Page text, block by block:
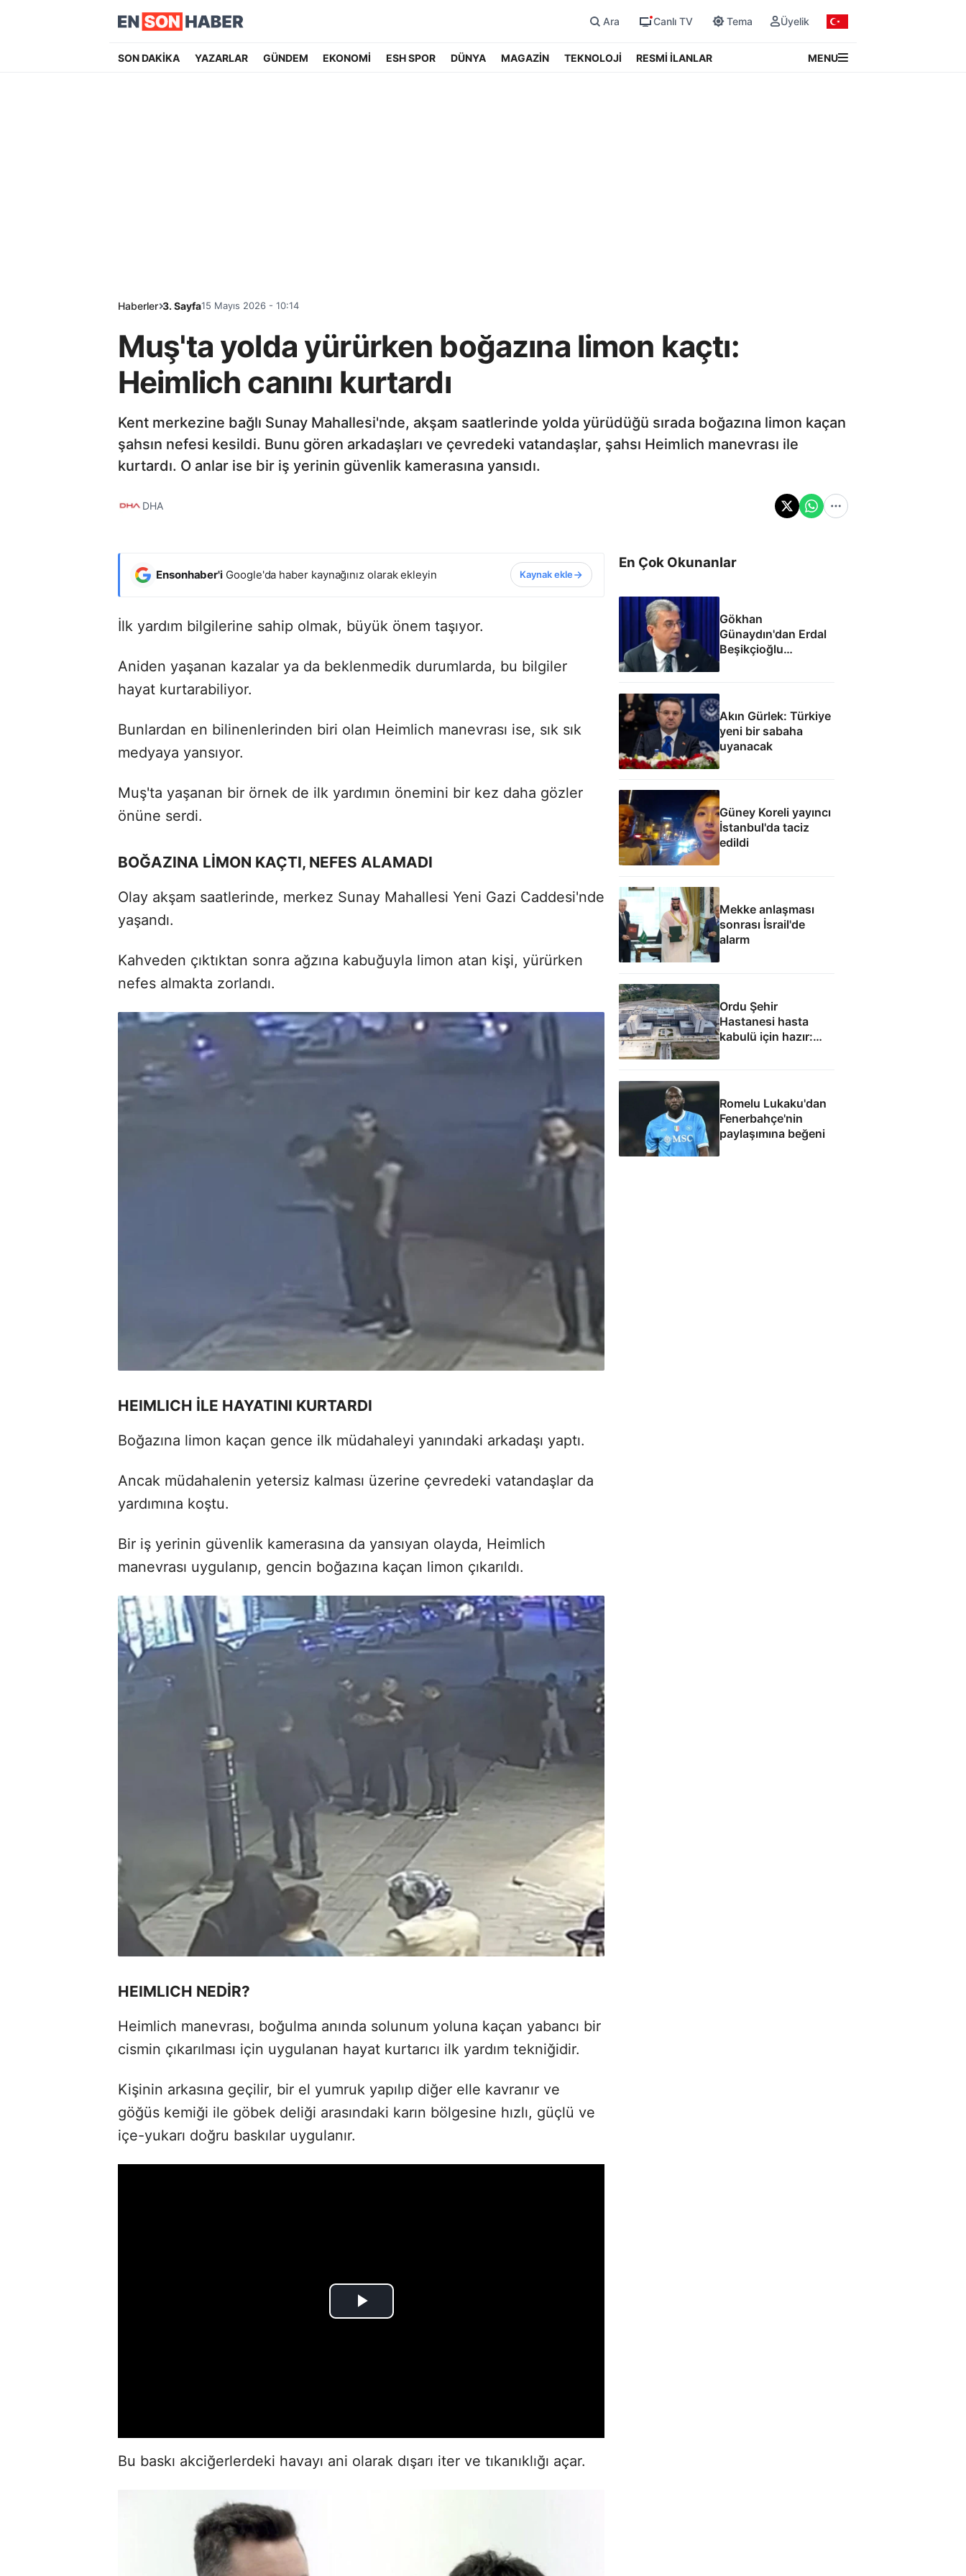
Ara Canlı TV Tema Üyelik
SON DAKİKA YAZARLAR GÜNDEM EKONOMİ ESH SPOR DÜNYA MAGAZİN TEKNOLOJİ RESMİ İLANLAR MENU
Haberler 3. Sayfa15 Mayıs 2026 - 10:14
Muş'ta yolda yürürken boğazına limon kaçtı:
Heimlich canını kurtardı
Kent merkezine bağlı Sunay Mahallesi'nde, akşam saatlerinde yolda yürüdüğü sırada boğazına limon kaçan
şahsın nefesi kesildi. Bunu gören arkadaşları ve çevredeki vatandaşlar, şahsı Heimlich manevrası ile
kurtardı. O anlar ise bir iş yerinin güvenlik kamerasına yansıdı.
DHA
Ensonhaber'i Google'da haber kaynağınız olarak ekleyin Kaynak ekle
İlk yardım bilgilerine sahip olmak, büyük önem taşıyor.
Aniden yaşanan kazalar ya da beklenmedik durumlarda, bu bilgiler
hayat kurtarabiliyor.
Bunlardan en bilinenlerinden biri olan Heimlich manevrası ise, sık sık
medyaya yansıyor.
Muş'ta yaşanan bir örnek de ilk yardımın önemini bir kez daha gözler
önüne serdi.
BOĞAZINA LİMON KAÇTI, NEFES ALAMADI
Olay akşam saatlerinde, merkez Sunay Mahallesi Yeni Gazi Caddesi'nde
yaşandı.
Kahveden çıktıktan sonra ağzına kabuğuyla limon atan kişi, yürürken
nefes almakta zorlandı.
HEIMLICH İLE HAYATINI KURTARDI
Boğazına limon kaçan gence ilk müdahaleyi yanındaki arkadaşı yaptı.
Ancak müdahalenin yetersiz kalması üzerine çevredeki vatandaşlar da
yardımına koştu.
Bir iş yerinin güvenlik kamerasına da yansıyan olayda, Heimlich
manevrası uygulanıp, gencin boğazına kaçan limon çıkarıldı.
HEIMLICH NEDİR?
Heimlich manevrası, boğulma anında solunum yoluna kaçan yabancı bir
cismin çıkarılması için uygulanan hayat kurtarıcı ilk yardım tekniğidir.
Kişinin arkasına geçilir, bir el yumruk yapılıp diğer elle kavranır ve
göğüs kemiği ile göbek deliği arasındaki karın bölgesine hızlı, güçlü ve
içe-yukarı doğru baskılar uygulanır.
Bu baskı akciğerlerdeki havayı ani olarak dışarı iter ve tıkanıklığı açar.
En Çok Okunanlar
Gökhan
Günaydın'dan Erdal
Beşikçioğlu
eleştirisi: Siz kamu
yapıyorsunuz
Akın Gürlek: Türkiye
yeni bir sabaha
uyanacak
Güney Koreli yayıncı
İstanbul'da taciz
edildi
Mekke anlaşması
sonrası İsrail'de
alarm
Ordu Şehir
Hastanesi hasta
kabulü için hazır:
Eylül ayında
hedefleniyor
Romelu Lukaku'dan
Fenerbahçe'nin
paylaşımına beğeni